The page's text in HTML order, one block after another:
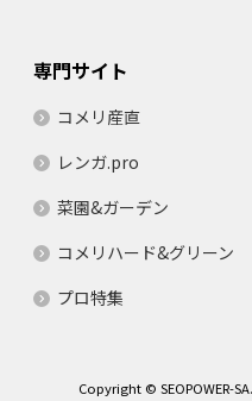
専門サイト
コメリ産直
レンガ.pro
菜園&ガーデン
コメリハード&グリーン
プロ特集
Copyright © SEOPOWER-